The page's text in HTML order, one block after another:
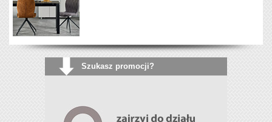
Szukasz promocji?